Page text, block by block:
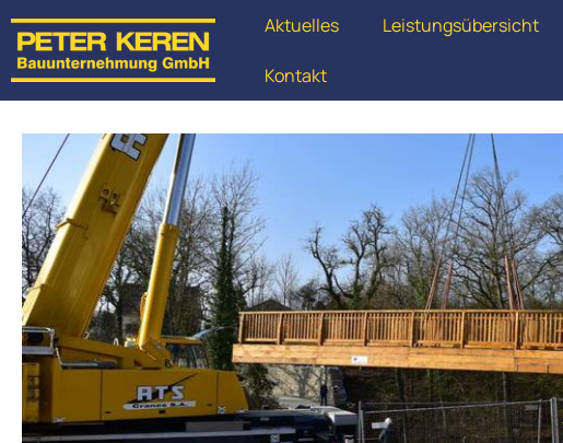
Aktuelles Leistungsübersicht
Kontakt